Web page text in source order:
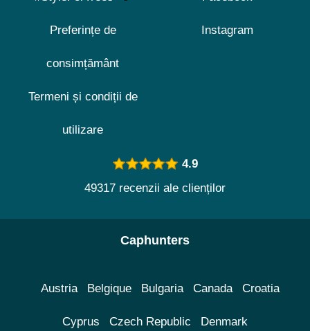
Preferințe de
consimțământ
Termeni și condiții de
utilizare
Instagram
4.9
49317 recenzii ale clienților
Caphunters
Austria Belgique Bulgaria Canada Croatia
Cyprus Czech Republic Denmark